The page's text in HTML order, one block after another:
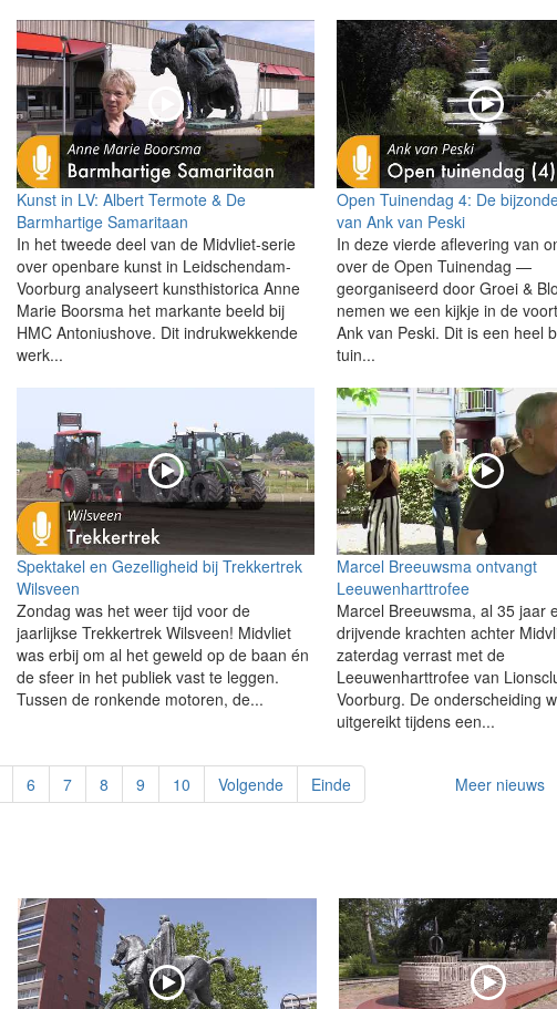
Kunst in LV: Albert Termote & De
Barmhartige Samaritaan
In het tweede deel van de Midvliet-serie
over openbare kunst in Leidschendam-
Voorburg analyseert kunsthistorica Anne
Marie Boorsma het markante beeld bij
HMC Antoniushove. Dit indrukwekkende
werk...
Open Tuinendag 4: De
van Ank van Peski
In deze vierde aflevering van
over de Open Tuinendag —
georganiseerd door Groei &
nemen we een kijkje in de
Ank van Peski. Dit is een heel
tuin...
Spektakel en Gezelligheid bij Trekkertrek
Wilsveen
Zondag was het weer tijd voor de
jaarlijkse Trekkertrek Wilsveen! Midvliet
was erbij om al het geweld op de baan én
de sfeer in het publiek vast te leggen.
Tussen de ronkende motoren, de...
Marcel Breeuwsma ontvangt
Leeuwenharttrofee
Marcel Breeuwsma, al 35 jaar
drijvende krachten achter
zaterdag verrast met de
Leeuwenharttrofee van
Voorburg. De onderscheiding
uitgereikt tijdens een...
6 7 8 9 10 Volgende Einde Meer nieuws